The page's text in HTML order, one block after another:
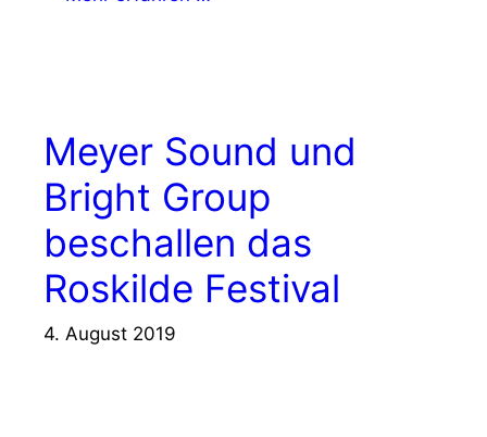
Meyer Sound und
Bright Group
beschallen das
Roskilde Festival
4. August 2019